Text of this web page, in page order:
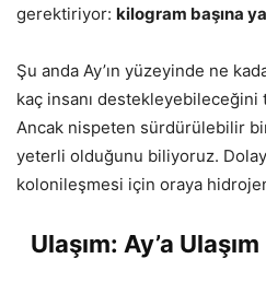
gerektiriyor: kilogram başına
Şu anda Ay’ın yüzeyinde ne
kaç insanı
Ancak nispeten sürdürülebilir
yeterli olduğunu biliyoruz.
kolonileşmesi için oraya
Ulaşım: Ay’a Ulaşım